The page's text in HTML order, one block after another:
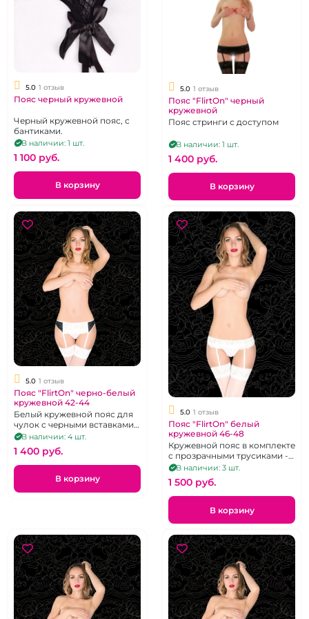
5.0 1 отзыв
Пояс черный кружевной
Черный кружевной пояс, с
бантиками.
В наличии: 1 шт.
1 100 pуб.
В корзину
5.0 1 отзыв
Пояс "FlirtOn" черный
кружевной
Пояс стринги с доступом
В наличии: 1 шт.
1 400 pуб.
В корзину
5.0 1 отзыв
Пояс "FlirtOn" черно-белый
кружевной 42-44
Белый кружевной пояс для
чулок с черными вставками
по бокам и трусики, размер
В наличии: 4 шт.
1 400 pуб.
В корзину
5.0 1 отзыв
Пояс "FlirtOn" белый
кружевной 46-48
Кружевной пояс в комплекте
с прозрачными трусиками -
стрингами.
В наличии: 3 шт.
1 500 pуб.
В корзину